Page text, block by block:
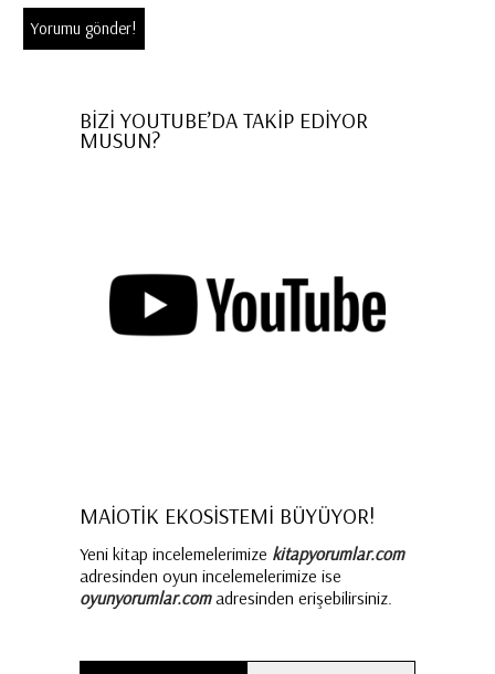
BİZİ YOUTUBE’DA TAKİP EDİYOR
MUSUN?
MAİOTİK EKOSİSTEMİ BÜYÜYOR!
Yeni kitap incelemelerimize kitapyorumlar.com
adresinden oyun incelemelerimize ise
oyunyorumlar.comadresinden erişebilirsiniz.